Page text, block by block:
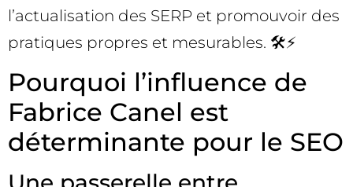
l’actualisation des SERP et promouvoir des
pratiques propres et mesurables. 🛠️⚡
Pourquoi l’influence de
Fabrice Canel est
déterminante pour le SEO